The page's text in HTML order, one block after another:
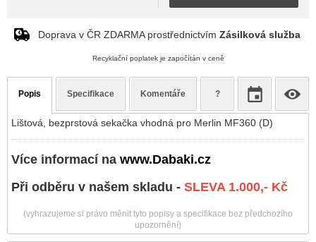
Doprava v ČR ZDARMA prostřednictvím Zásilková služba
Recyklační poplatek je započítán v ceně
Popis Specifikace Komentáře ?
Lištová, bezprstová sekačka vhodná pro Merlin MF360 (D)
Více informací na www.Dabaki.cz
Při odběru v našem skladu - SLEVA 1.000,- Kč
(vyhrazujeme si právo měnit tyto popisy a specifikace bez předchozího
upozornění)